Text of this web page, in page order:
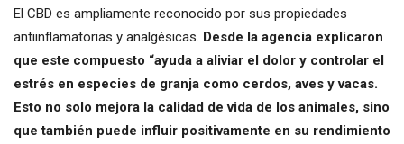
El CBD es ampliamente reconocido por sus propiedades
antiinflamatorias y analgésicas. Desde la agencia explicaron
que este compuesto “ayuda a aliviar el dolor y controlar el
estrés en especies de granja como cerdos, aves y vacas.
Esto no solo mejora la calidad de vida de los animales, sino
que también puede influir positivamente en su rendimiento